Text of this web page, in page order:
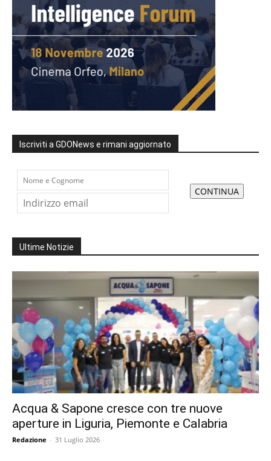
Iscriviti a GDONews e rimani aggiornato
Ultime Notizie
Acqua & Sapone cresce con tre nuove
aperture in Liguria, Piemonte e Calabria
Redazione - 31 Luglio 2026